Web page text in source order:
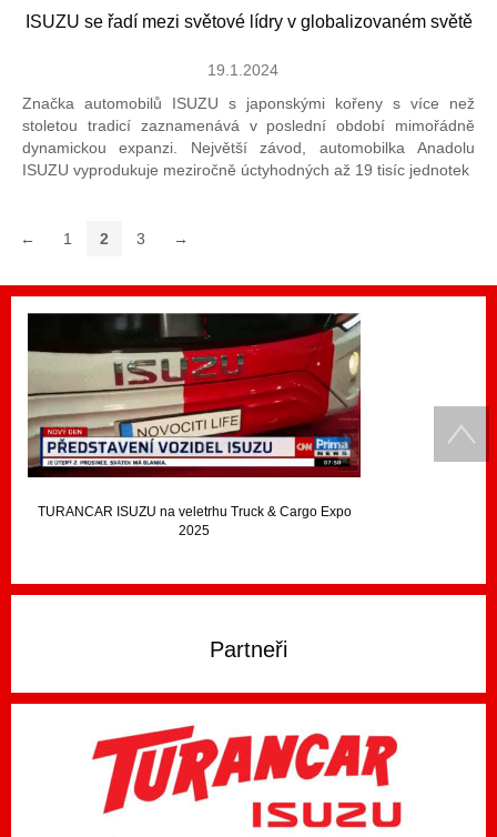
ISUZU se řadí mezi světové lídry v globalizovaném světě
19.1.2024
Značka automobilů ISUZU s japonskými kořeny s více než
stoletou tradicí zaznamenává v poslední období mimořádně
dynamickou expanzi. Největší závod, automobilka Anadolu
ISUZU vyprodukuje meziročně úctyhodných až 19 tisíc jednotek
← 1 2 3 →
TURANCAR ISUZU na veletrhu Truck & Cargo Expo
2025
Partneři